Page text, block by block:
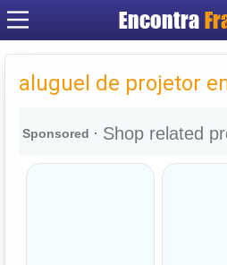
Encontra
Criar
aluguel de projetor